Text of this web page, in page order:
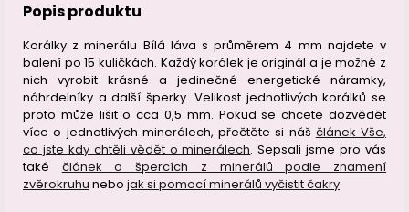
Popis produktu
Korálky z minerálu Bílá láva s průměrem 4 mm najdete v
balení po 15 kuličkách. Každý korálek je originál a je možné z
nich vyrobit krásné a jedinečné energetické náramky,
náhrdelníky a další šperky. Velikost jednotlivých korálků se
proto může lišit o cca 0,5 mm. Pokud se chcete dozvědět
více o jednotlivých minerálech, přečtěte si náš článek Vše,
co jste kdy chtěli vědět o minerálech. Sepsali jsme pro vás
také článek o špercích z minerálů podle znamení
zvěrokruhu nebo jak si pomocí minerálů vyčistit čakry.